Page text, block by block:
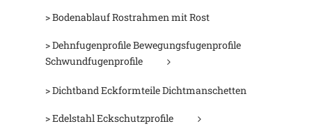
> Bodenablauf Rostrahmen mit Rost
> Dehnfugenprofile Bewegungsfugenprofile
Schwundfugenprofile
> Dichtband Eckformteile Dichtmanschetten
> Edelstahl Eckschutzprofile